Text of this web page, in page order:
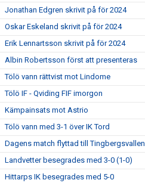
Jonathan Edgren skrivit på för 2024
Oskar Eskeland skrivit på för 2024
Erik Lennartsson skrivit på för 2024
Albin Robertsson först att presenteras
Tölö vann rättvist mot Lindome
Tölö IF - Qviding FIF imorgon
Kämpainsats mot Astrio
Tölö vann med 3-1 över IK Tord
Dagens match flyttad till Tingbergsvallen
Landvetter besegrades med 3-0 (1-0)
Hittarps IK besegrades med 5-0